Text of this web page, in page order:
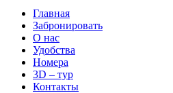
Главная
Забронировать
О нас
Удобства
Номера
3D – тур
Контакты